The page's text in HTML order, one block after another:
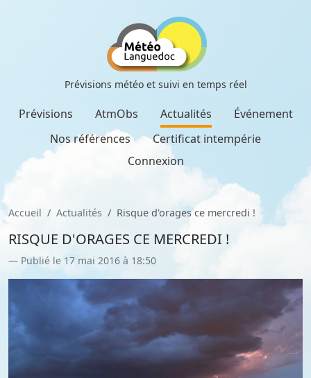
Prévisions météo et suivi en temps réel
Prévisions AtmObs Actualités
Événement
Nos références
Certificat intempérie
Connexion
Accueil Actualités Risque d'orages ce mercredi !
RISQUE D'ORAGES CE MERCREDI !
Publié le 17 mai 2016 à 18:50